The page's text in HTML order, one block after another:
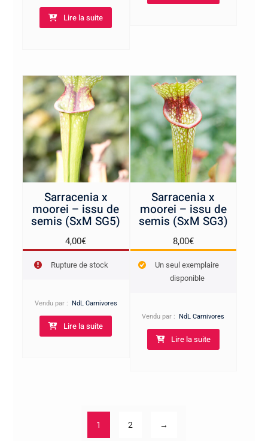
Lire la suite
Sarracenia x
moorei – issu de
semis (SxM SG5)
4,00€
Rupture de stock
Vendu par : NdL Carnivores
Lire la suite
Sarracenia x
moorei – issu de
semis (SxM SG3)
8,00€
Un seul exemplaire
disponible
Vendu par : NdL Carnivores
Lire la suite
1 2 →